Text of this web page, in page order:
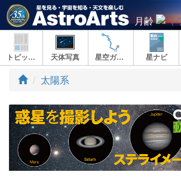
月齢
トピックス 天体写真 星空ガイド 星ナビ
ト
プ
太陽系